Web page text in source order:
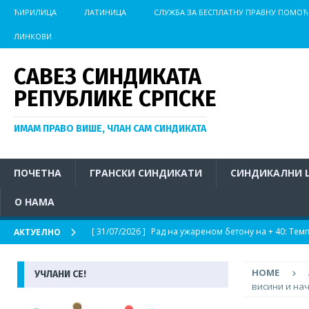
ЋИРИЛИЦА ЛАТИНИЦА СЛУЖБА ЗА БЕСПЛАТНУ ПРАВНУ ПОМОЋ
ЛИНКОВИ
САВЕЗ СИНДИКАТА
РЕПУБЛИКЕ СРПСКЕ
ИМАМ ПРАВО ВИШЕ, ЧЛАН САМ СИНДИКАТА
ПОЧЕТНА ГРАНСКИ СИНДИКАТИ СИНДИКАЛНИ
О НАМА
АКТУЕЛНО [ 31/07/2026 ] Рад на ужареном бетону на + 40:
Још једна важна побједа за
HOME
висини и
УЧЛАНИ СЕ!